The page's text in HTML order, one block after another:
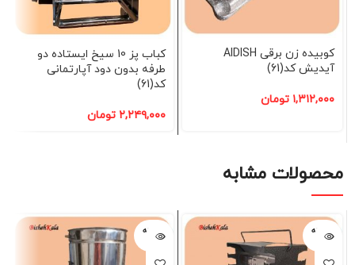
کوبیده زن برقی AIDISH
آیدیش کد(61)
۱,۳۱۲,۰۰۰ تومان
کباب پز 10 سیخ ایستاده دو
طرفه بدون دود آپارتمانی
کد(61)
۲,۲۴۹,۰۰۰ تومان
محصولات مشابه
فروخته
شده
فروخته
شده